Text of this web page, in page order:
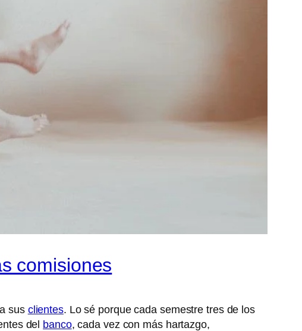
comisiones
sus clientes. Lo sé porque cada semestre tres de los
del banco, cada vez con más hartazgo,